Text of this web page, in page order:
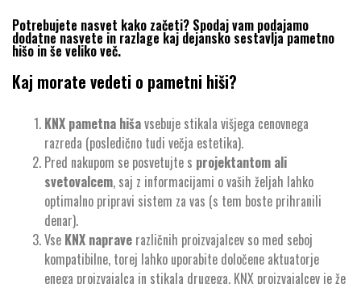
Potrebujete nasvet kako začeti? Spodaj vam podajamo
dodatne nasvete in razlage kaj dejansko sestavlja pametno
hišo in še veliko več.
Kaj morate vedeti o pametni hiši?
KNX pametna hišavsebuje stikala višjega cenovnega
razreda (posledično tudi večja estetika).
Pred nakupom se posvetujte s projektantom ali
svetovalcem, saj z informacijami o vaših željah lahko
optimalno pripravi sistem za vas (s tem boste prihranili
denar).
Vse KNX naprave različnih proizvajalcev so med seboj
kompatibilne, torej lahko uporabite določene aktuatorje
enega proizvajalca in stikala drugega. KNX proizvajalcev je že